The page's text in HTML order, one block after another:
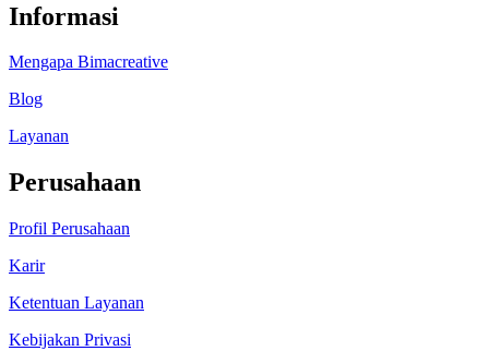
Informasi
Mengapa Bimacreative
Blog
Layanan
Perusahaan
Profil Perusahaan
Karir
Ketentuan Layanan
Kebijakan Privasi